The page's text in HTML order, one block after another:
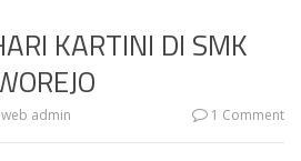
KARTINI DI SMK
web admin 1 Comment